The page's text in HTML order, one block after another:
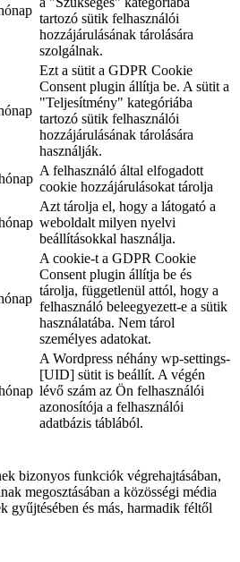
tartozó sütik felhasználói
hozzájárulásának tárolására
szolgálnak.
Ezt a sütit a GDPR Cookie
Consent plugin állítja be. A sütit a
"Teljesítmény" kategóriába
tartozó sütik felhasználói
hozzájárulásának tárolására
használják.
A felhasználó által elfogadott
cookie hozzájárulásokat tárolja
Azt tárolja el, hogy a látogató a
weboldalt milyen nyelvi
beállításokkal használja.
A cookie-t a GDPR Cookie
Consent plugin állítja be és
tárolja, függetlenül attól, hogy a
felhasználó beleegyezett-e a sütik
használatába. Nem tárol
személyes adatokat.
A Wordpress néhány wp-settings-
[UID] sütit is beállít. A végén
lévő szám az Ön felhasználói
azonosítója a felhasználói
adatbázis táblából.
bizonyos funkciók végrehajtásában,
megosztásában a közösségi média
gyűjtésében és más, harmadik féltől